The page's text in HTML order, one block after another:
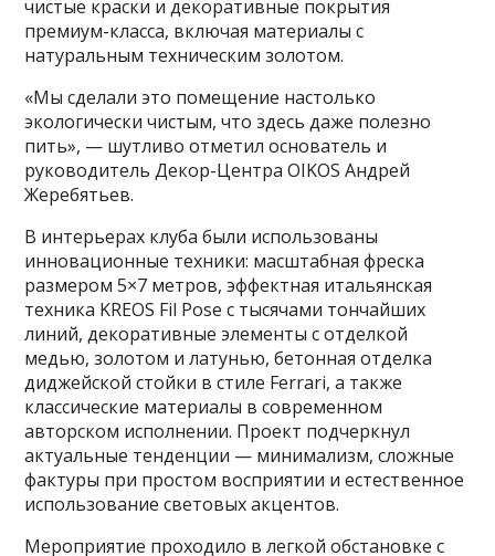
чистые краски и декоративные покрытия
премиум-класса, включая материалы с
натуральным техническим золотом.
«Мы сделали это помещение настолько
экологически чистым, что здесь даже полезно
пить», — шутливо отметил основатель и
руководитель Декор-Центра OIKOS Андрей
Жеребятьев.
В интерьерах клуба были использованы
инновационные техники: масштабная фреска
размером 5×7 метров, эффектная итальянская
техника KREOS Fil Pose с тысячами тончайших
линий, декоративные элементы с отделкой
медью, золотом и латунью, бетонная отделка
диджейской стойки в стиле Ferrari, а также
классические материалы в современном
авторском исполнении. Проект подчеркнул
актуальные тенденции — минимализм, сложные
фактуры при простом восприятии и естественное
использование световых акцентов.
Мероприятие проходило в легкой обстановке с